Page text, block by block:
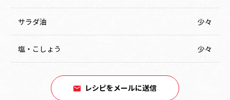
サラダ油 少々
塩・こしょう 少々
レシピをメールに送信